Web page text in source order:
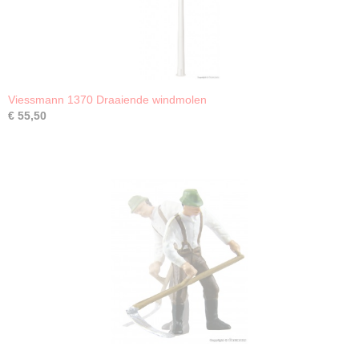
Viessmann 1370 Draaiende windmolen
€ 55,50